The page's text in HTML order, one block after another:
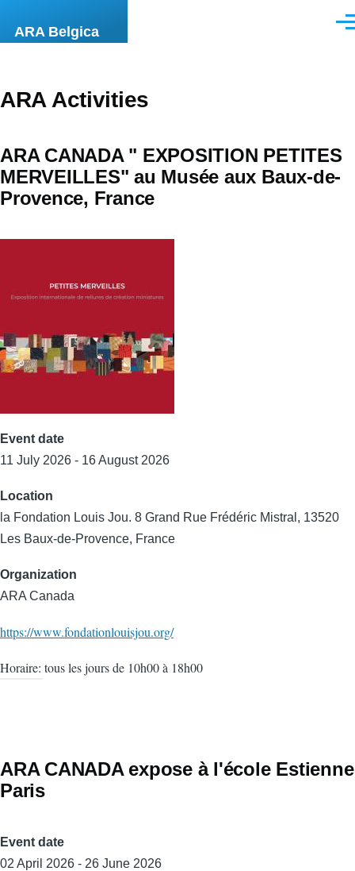
ARA Belgica
ARA Activities
ARA CANADA " EXPOSITION PETITES
MERVEILLES" au Musée aux Baux-de-
Provence, France
Event date
11 July 2026 - 16 August 2026
Location
la Fondation Louis Jou. 8 Grand Rue Frédéric Mistral, 13520
Les Baux-de-Provence, France
Organization
ARA Canada
https://www.fondationlouisjou.org/
Horaire: tous les jours de 10h00 à 18h00
ARA CANADA expose à l'école Estienne
Paris
Event date
02 April 2026 - 26 June 2026